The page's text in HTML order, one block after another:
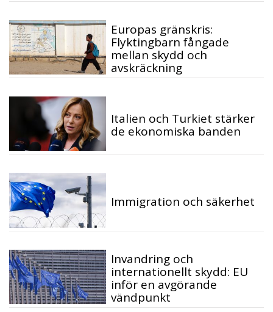
Europas gränskris:
Flyktingbarn fångade
mellan skydd och
avskräckning
Italien och Turkiet stärker
de ekonomiska banden
Immigration och säkerhet
Invandring och
internationellt skydd: EU
inför en avgörande
vändpunkt